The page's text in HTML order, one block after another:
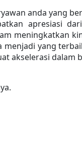
anda yang
apresiasi
meningkatkan
menjadi yang
akselerasi dalam